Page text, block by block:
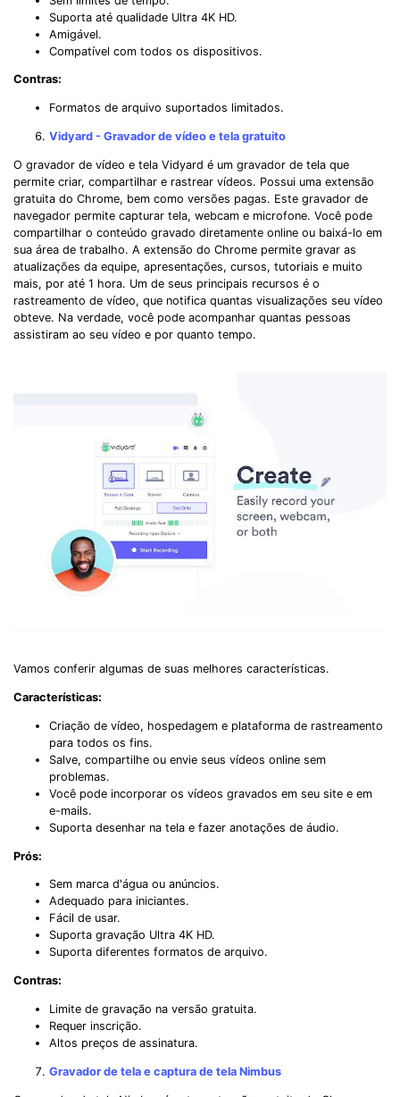
Suporta até qualidade Ultra 4K HD.
Amigável.
Compatível com todos os dispositivos.
Contras:
Formatos de arquivo suportados limitados.
Vidyard - Gravador de vídeo e tela gratuito
O gravador de vídeo e tela Vidyard é um gravador de tela que
permite criar, compartilhar e rastrear vídeos. Possui uma extensão
gratuita do Chrome, bem como versões pagas. Este gravador de
navegador permite capturar tela, webcam e microfone. Você pode
compartilhar o conteúdo gravado diretamente online ou baixá-lo em
sua área de trabalho. A extensão do Chrome permite gravar as
atualizações da equipe, apresentações, cursos, tutoriais e muito
mais, por até 1 hora. Um de seus principais recursos é o
rastreamento de vídeo, que notifica quantas visualizações seu vídeo
obteve. Na verdade, você pode acompanhar quantas pessoas
assistiram ao seu vídeo e por quanto tempo.
Vamos conferir algumas de suas melhores características.
Características:
Criação de vídeo, hospedagem e plataforma de rastreamento
para todos os fins.
Salve, compartilhe ou envie seus vídeos online sem
problemas.
Você pode incorporar os vídeos gravados em seu site e em
e-mails.
Suporta desenhar na tela e fazer anotações de áudio.
Prós:
Sem marca d'água ou anúncios.
Adequado para iniciantes.
Fácil de usar.
Suporta gravação Ultra 4K HD.
Suporta diferentes formatos de arquivo.
Contras:
Limite de gravação na versão gratuita.
Requer inscrição.
Altos preços de assinatura.
Gravador de tela e captura de tela Nimbus
Record Like a Pro, Edit
With AI Ease.
Got It